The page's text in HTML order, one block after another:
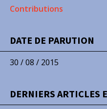
Contributions
DATE DE PARUTION
30 / 08 / 2015
DERNIERS ARTICLES